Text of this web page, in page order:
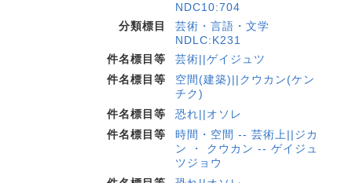
NDC10:704
分類標目
芸術・言語・文学
NDLC:K231
件名標目等
芸術||ゲイジュツ
件名標目等
空間(建築)||クウカン(ケン
チク)
件名標目等
恐れ||オソレ
件名標目等
時間・空間 -- 芸術上||ジカ
ン ・ クウカン -- ゲイジュ
ツジョウ